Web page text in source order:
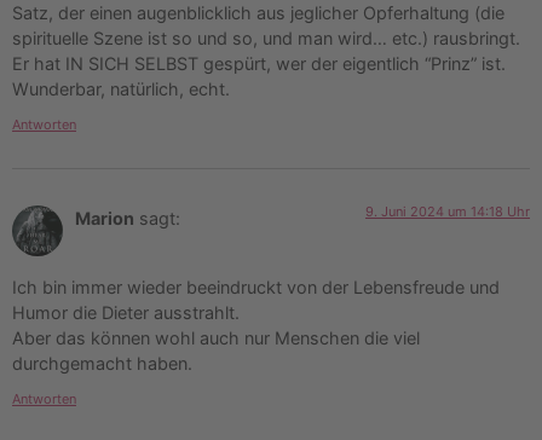
Satz, der einen augenblicklich aus jeglicher Opferhaltung (die
spirituelle Szene ist so und so, und man wird… etc.) rausbringt.
Er hat IN SICH SELBST gespürt, wer der eigentlich “Prinz” ist.
Wunderbar, natürlich, echt.
Antworten
Marion sagt: 9. Juni 2024 um 14:18 Uhr
Ich bin immer wieder beeindruckt von der Lebensfreude und
Humor die Dieter ausstrahlt.
Aber das können wohl auch nur Menschen die viel
durchgemacht haben.
Antworten